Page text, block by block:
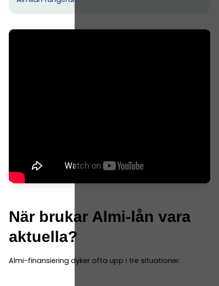
När brukar Almi-lån vara
aktuella?
Almi-finansiering dyker ofta upp i tre situationer.